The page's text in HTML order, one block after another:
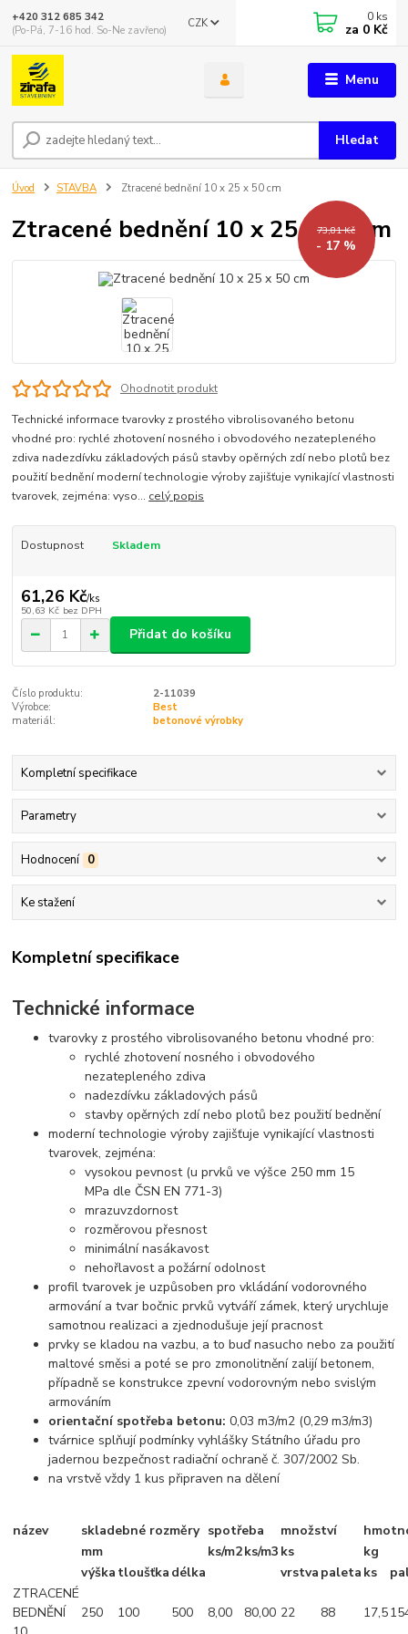
Menu
CZK
Hledat
+420 312 685 342
(Po-Pá, 7-16 hod. So-Ne zavřeno)
0 ks
za 0 Kč
Úvod STAVBA Ztracené bednění 10 x 25 x 50 cm
Ztracené bednění 10 x 25 x 50 cm
73,81 Kč
- 17 %
Ohodnotit produkt
Technické informace tvarovky z prostého vibrolisovaného betonu
vhodné pro: rychlé zhotovení nosného i obvodového nezatepleného
zdiva nadezdívku základových pásů stavby opěrných zdí nebo plotů bez
použití bednění moderní technologie výroby zajišťuje vynikající vlastnosti
tvarovek, zejména: vyso... celý popis
Dostupnost Skladem
61,26 Kč/ks
50,63 Kč bez DPH
Přidat do košíku
Číslo produktu:
2-11039
Výrobce:
Best
materiál:
betonové výrobky
Kompletní specifikace
Parametry
Hodnocení 0
Ke stažení
Kompletní specifikace
Technické informace
tvarovky z prostého vibrolisovaného betonu vhodné pro:
rychlé zhotovení nosného i obvodového
nezatepleného zdiva
nadezdívku základových pásů
stavby opěrných zdí nebo plotů bez použití bednění
moderní technologie výroby zajišťuje vynikající vlastnosti
tvarovek, zejména:
vysokou pevnost (u prvků ve výšce 250 mm 15
MPa dle ČSN EN 771-3)
mrazuvzdornost
rozměrovou přesnost
minimální nasákavost
nehořlavost a požární odolnost
profil tvarovek je uzpůsoben pro vkládání vodorovného
armování a tvar bočnic prvků vytváří zámek, který urychluje
samotnou realizaci a zjednodušuje její pracnost
prvky se kladou na vazbu, a to buď nasucho nebo za použití
maltové směsi a poté se pro zmonolitnění zalijí betonem,
případně se konstrukce zpevní vodorovným nebo svislým
armováním
orientační spotřeba betonu: 0,03 m3/m2 (0,29 m3/m3)
tvárnice splňují podmínky vyhlášky Státního úřadu pro
jadernou bezpečnost radiační ochraně č. 307/2002 Sb.
na vrstvě vždy 1 kus připraven na dělení
název skladebné rozměry spotřeba množství
mm
ks/m2ks/m3 ks
kg
výška tloušťka délka vrstva paleta ks
ZTRACENÉ
BEDNĚNÍ
250 100 500 8,00 80,00 22 88 17,5